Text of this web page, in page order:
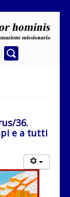
36.
e a tutti